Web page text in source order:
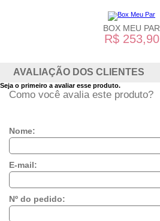
BOX MEU PAR
R$ 253,90
AVALIAÇÃO DOS CLIENTES
Seja o primeiro a avaliar esse produto.
Como você avalia este produto?
Nome:
E-mail:
Nº do pedido: